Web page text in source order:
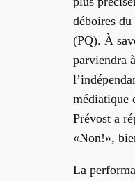
déboires
(PQ). À
parviendra
médiatique
Prévost a
«Non!»,
La